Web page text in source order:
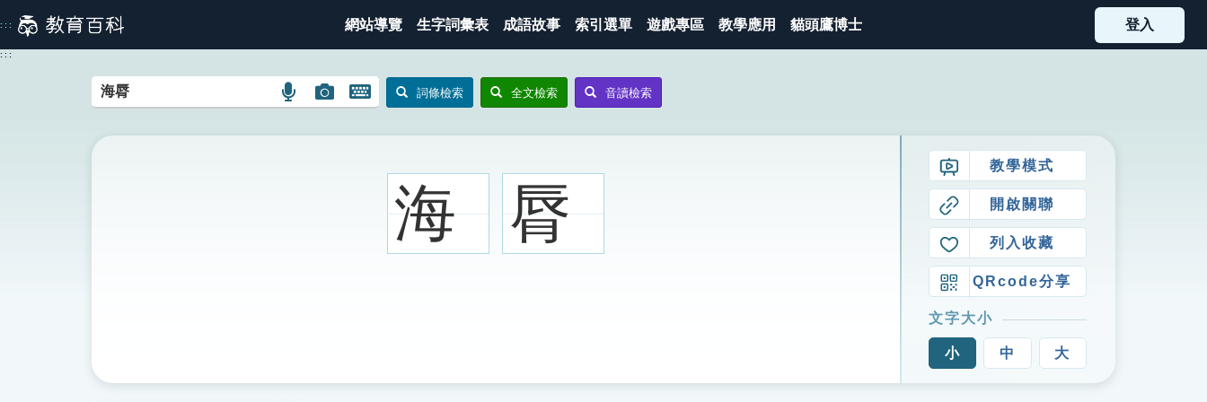
到
主
::: 網站導覽 生字詞彙表 成語故事 索引選單 遊戲專區 教學應用 貓頭鷹博士 登入
:::
語
搜
圖
搜
開
鍵
詞條檢索 全文檢索 音讀檢索
海 脣
教學模式
開啟關聯
列入收藏
QRcode分享
文字大小
小 中 大